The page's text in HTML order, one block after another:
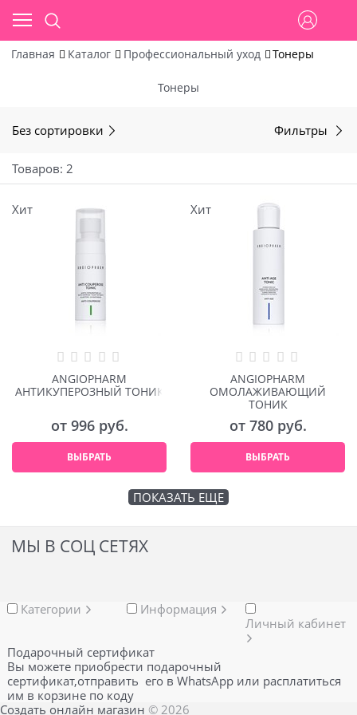
Главная Каталог Профессиональный уход Тонеры
Тонеры
Без сортировки Фильтры
Товаров: 2
Хит
ANGIOPHARM
АНТИКУПЕРОЗНЫЙ ТОНИК
от 996 руб.
ВЫБРАТЬ
Хит
ANGIOPHARM
ОМОЛАЖИВАЮЩИЙ
ТОНИК
от 780 руб.
ВЫБРАТЬ
ПОКАЗАТЬ ЕЩЕ
МЫ В СОЦ СЕТЯХ
Категории
Информация
Личный кабинет
Подарочный сертификат
Вы можете приобрести подарочный
сертификат,отправить его в WhatsApp или расплатиться
им в корзине по коду
Создать онлайн магазин © 2026